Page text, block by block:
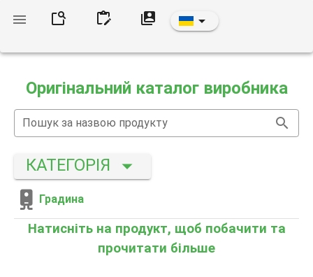
Оригінальний каталог виробника
Пошук за назвою продукту
КАТЕГОРІЯ
Градина
Натисніть на продукт, щоб побачити та
прочитати більше